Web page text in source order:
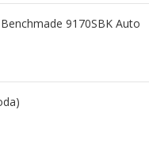
9170SBK Auto